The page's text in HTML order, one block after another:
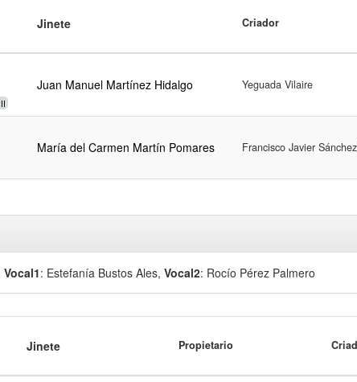
Jinete Criador
Juan Manuel Martínez Hidalgo Yeguada Vilaire
María del Carmen Martín Pomares Francisco Javier
Vocal1: Estefanía Bustos Ales, Vocal2: Rocío Pérez Palmero
Jinete Propietario